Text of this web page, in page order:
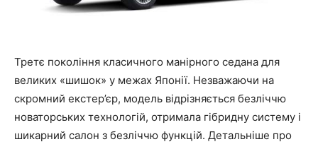
Третє покоління класичного манірного седана для
великих «шишок» у межах Японії. Незважаючи на
скромний екстер’єр, модель відрізняється безліччю
новаторських технологій, отримала гібридну систему і
шикарний салон з безліччю функцій. Детальніше про